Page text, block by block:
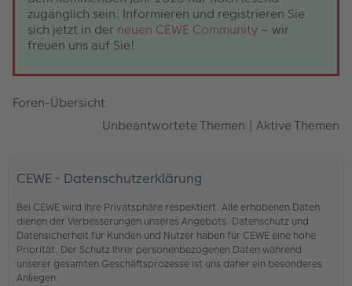
zugänglich sein. Informieren und registrieren Sie
sich jetzt in der neuen CEWE Community – wir
freuen uns auf Sie!
Foren-Übersicht
Unbeantwortete Themen | Aktive Themen
CEWE - Datenschutzerklärung
Bei CEWE wird Ihre Privatsphäre respektiert. Alle erhobenen Daten
dienen der Verbesserungen unseres Angebots. Datenschutz und
Datensicherheit für Kunden und Nutzer haben für CEWE eine hohe
Priorität. Der Schutz Ihrer personenbezogenen Daten während
unserer gesamten Geschäftsprozesse ist uns daher ein besonderes
Anliegen.